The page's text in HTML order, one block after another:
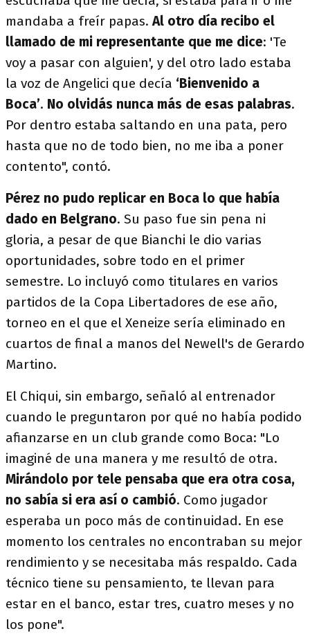
mandaba a freír papas.Al otro día recibo el
llamado de mi representante que me dice: 'Te
voy a pasar con alguien', y del otro lado estaba
la voz de Angelici ​que decía ‘Bienvenido a
Boca’. No olvidás nunca más de esas palabras.
Por dentro estaba saltando en una pata, pero
hasta que no de todo bien, no me iba a poner
contento", contó.
Pérez no pudo replicar en Boca lo que había
dado en Belgrano. Su paso fue sin pena ni
gloria, a pesar de que Bianchi le dio varias
oportunidades, sobre todo en el primer
semestre. Lo incluyó como titulares en varios
partidos de la Copa Libertadores de ese año,
torneo en el que el Xeneize sería eliminado en
cuartos de final a manos del Newell's de Gerardo
Martino.
El Chiqui, sin embargo, señaló al entrenador
cuando le preguntaron por qué no había podido
afianzarse en un club grande como Boca: "Lo
imaginé de una manera y me resultó de otra.
Mirándolo por tele pensaba que era otra cosa,
no sabía si era así o cambió. Como jugador
esperaba un poco más de continuidad. En ese
momento los centrales no encontraban su mejor
rendimiento y se necesitaba más respaldo. Cada
técnico tiene su pensamiento, te llevan para
estar en el banco, estar tres, cuatro meses y no
los pone".